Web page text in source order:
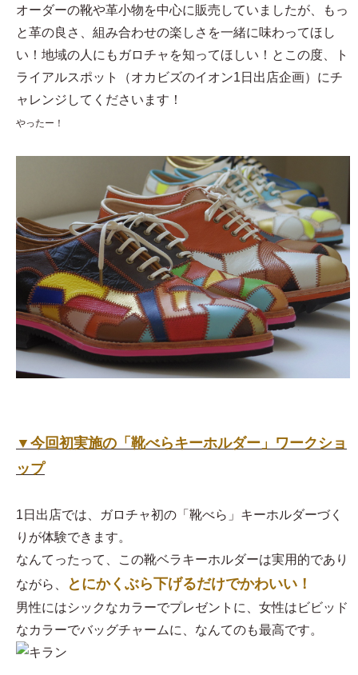
オーダーの靴や革小物を中心に販売していましたが、もっ
と革の良さ、組み合わせの楽しさを一緒に味わってほし
い！地域の人にもガロチャを知ってほしい！とこの度、ト
ライアルスポット（オカビズのイオン1日出店企画）にチ
ャレンジしてくださいます！
やったー！
▼今回初実施の「靴べらキーホルダー」ワークショ
ップ
1日出店では、ガロチャ初の「靴べら」キーホルダーづく
りが体験できます。
なんてったって、この靴ベラキーホルダーは実用的であり
ながら、
とにかくぶら下げるだけでかわいい！
男性にはシックなカラーでプレゼントに、女性はビビッド
なカラーでバッグチャームに、なんてのも最高です。